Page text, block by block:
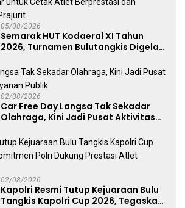
05/08/2026
Semarak HUT Kodaeral XI Tahun
2026, Turnamen Bulutangkis Digelar
Perkuat Soliditas Prajurit
02/08/2026
Car Free Day Langsa Tak Sekadar
Olahraga, Kini Jadi Pusat Aktivitas
02/08/2026
Kapolri Resmi Tutup Kejuaraan Bulu
Tangkis Kapolri Cup 2026, Tegaskan